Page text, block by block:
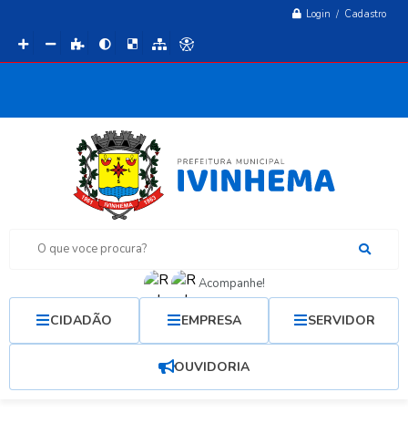
Login / Cadastro
O que voce procura?
Acompanhe!
CIDADÃO EMPRESA SERVIDOR
OUVIDORIA